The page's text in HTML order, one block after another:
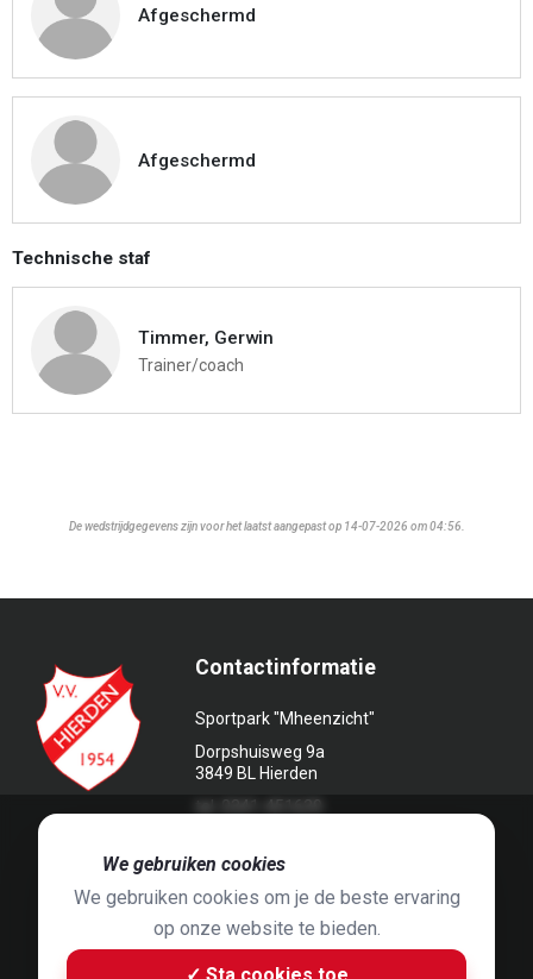
Afgeschermd
Afgeschermd
Technische staf
Timmer, Gerwin
Trainer/coach
De wedstrijdgegevens zijn voor het laatst aangepast op 14-07-2026 om 04:56.
Contactinformatie
Sportpark "Mheenzicht"
Dorpshuisweg 9a
3849 BL Hierden
Jaap Hop & ontwerpen door
We gebruiken cookies
We gebruiken cookies om je de beste ervaring
op onze website te bieden.